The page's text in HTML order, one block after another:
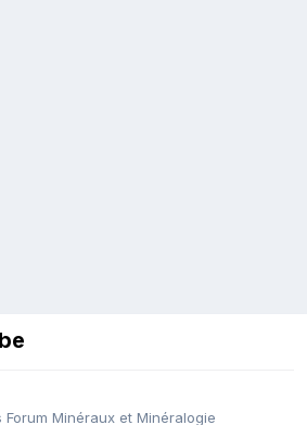
Forum Minéraux et Minéralogie